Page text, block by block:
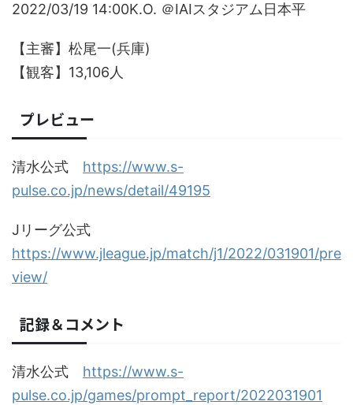
2022/03/19 14:00K.O. ＠IAIスタジアム日本平
【主審】松尾一(兵庫)
【観客】13,106人
プレビュー
清水公式 https://www.s-
pulse.co.jp/news/detail/49195
Jリーグ公式
https://www.jleague.jp/match/j1/2022/031901/pre
view/
記録＆コメント
清水公式 https://www.s-
pulse.co.jp/games/prompt_report/2022031901